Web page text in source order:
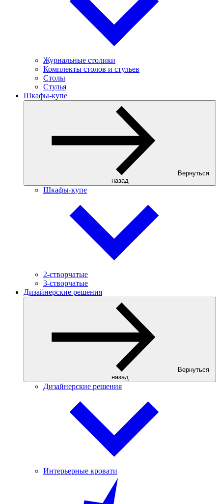
Журнальные столики
Комплекты столов и стульев
Столы
Стулья
Шкафы-купе
Вернуться
назад
Шкафы-купе
2-створчатые
3-створчатые
Дизайнерские решения
Вернуться
назад
Дизайнерские решения
Интерьерные кровати